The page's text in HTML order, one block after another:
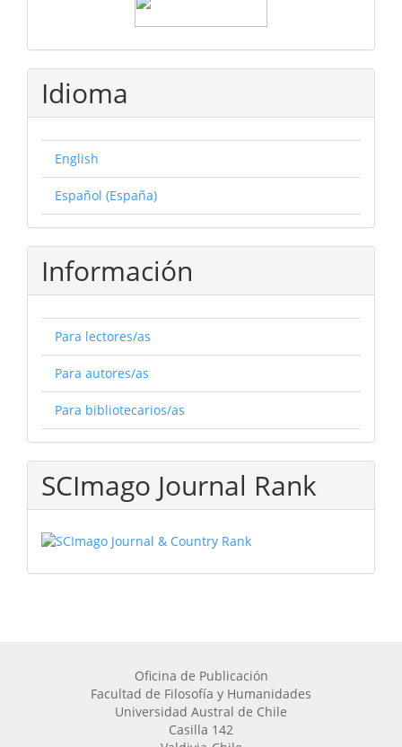
Idioma
English
Español (España)
Información
Para lectores/as
Para autores/as
Para bibliotecarios/as
SCImago Journal Rank
Oficina de Publicación
Facultad de Filosofía y Humanidades
Universidad Austral de Chile
Casilla 142